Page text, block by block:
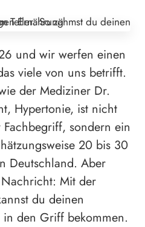
und wir werfen einen
viele von uns betrifft.
der Mediziner Dr.
Hypertonie, ist nicht
sondern ein
20 bis 30
Deutschland. Aber
Mit der
du deinen
den Griff bekommen.